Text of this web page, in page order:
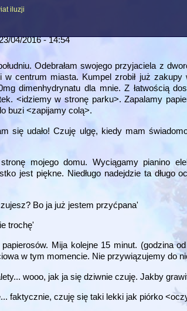
iluzji
04/2016 - 14:54
Odebrałam swojego przyjaciela z
w centrum miasta. Kumpel zrobił już zakupy
dimenhydrynatu dla mnie. Z łatwością
<idziemy w stronę parku>. Zapalamy
buzi <zapijamy colą>.
się udało! Czuję ulgę, kiedy mam
mojego domu. Wyciągamy pianino
jest piękne. Niedługo nadejdzie ta długo
Bo ja już jestem przyćpana'
trochę'
Mija kolejne 15 minut. (godzina
w tym momencie. Nie przywiązujemy do
wooo, jak ja się dziwnie czuję. Jakby
faktycznie, czuję się taki lekki jak piórko